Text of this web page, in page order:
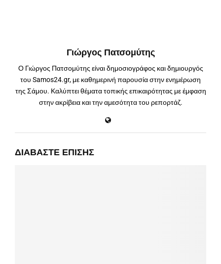
Γιώργος Πατσομύτης
Ο Γιώργος Πατσομύτης είναι δημοσιογράφος και δημιουργός
του Samos24.gr, με καθημερινή παρουσία στην ενημέρωση
της Σάμου. Καλύπτει θέματα τοπικής επικαιρότητας με έμφαση
στην ακρίβεια και την αμεσότητα του ρεπορτάζ.
ΔΙΑΒΆΣΤΕ ΕΠΊΣΗΣ